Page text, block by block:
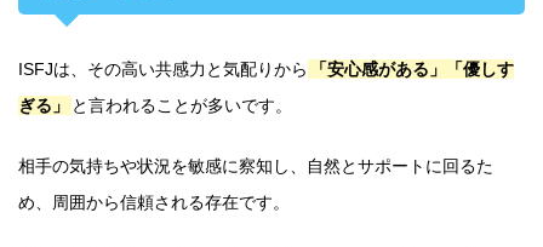
ISFJは、その高い共感力と気配りから
「安心感がある」「優しす
ぎる」
と言われることが多いです。
相手の気持ちや状況を敏感に察知し、自然とサポートに回るた
め、周囲から信頼される存在です。